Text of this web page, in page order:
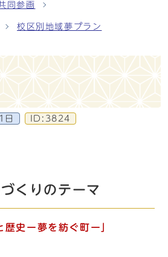
同参画
校区別地域夢プラン
日 ID:3824
くりのテーマ
歴史ー夢を紡ぐ町ー」